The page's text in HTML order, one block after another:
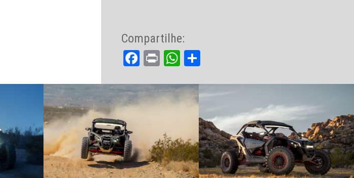
Compartilhe:
Facebook
PrintWhatsApp